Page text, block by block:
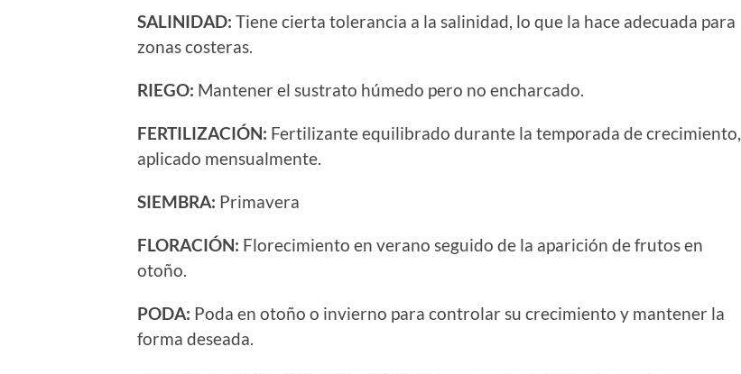
SALINIDAD: Tiene cierta tolerancia a la salinidad, lo que la hace adecuada para
zonas costeras.
RIEGO: Mantener el sustrato húmedo pero no encharcado.
FERTILIZACIÓN: Fertilizante equilibrado durante la temporada de crecimiento,
aplicado mensualmente.
SIEMBRA: Primavera
FLORACIÓN: Florecimiento en verano seguido de la aparición de frutos en
otoño.
PODA: Poda en otoño o invierno para controlar su crecimiento y mantener la
forma deseada.